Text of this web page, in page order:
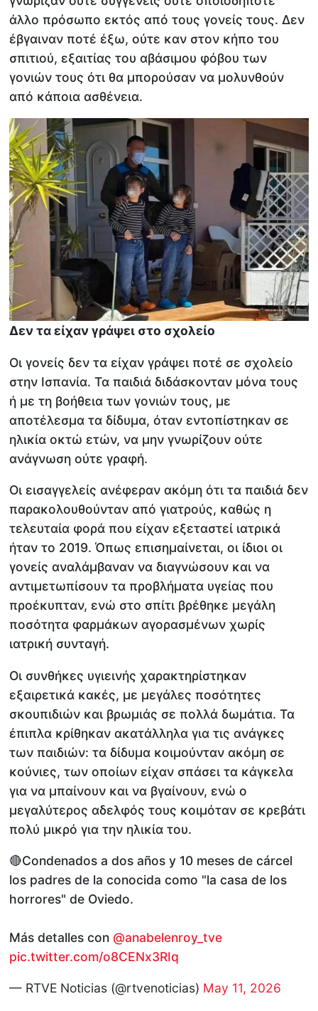
άλλο πρόσωπο εκτός από τους γονείς τους. Δεν
έβγαιναν ποτέ έξω, ούτε καν στον κήπο του
σπιτιού, εξαιτίας του αβάσιμου φόβου των
γονιών τους ότι θα μπορούσαν να μολυνθούν
από κάποια ασθένεια.
Δεν τα είχαν γράψει στο σχολείο
Οι γονείς δεν τα είχαν γράψει ποτέ σε σχολείο
στην Ισπανία. Τα παιδιά διδάσκονταν μόνα τους
ή με τη βοήθεια των γονιών τους, με
αποτέλεσμα τα δίδυμα, όταν εντοπίστηκαν σε
ηλικία οκτώ ετών, να μην γνωρίζουν ούτε
ανάγνωση ούτε γραφή.
Οι εισαγγελείς ανέφεραν ακόμη ότι τα παιδιά δεν
παρακολουθούνταν από γιατρούς, καθώς η
τελευταία φορά που είχαν εξεταστεί ιατρικά
ήταν το 2019. Όπως επισημαίνεται, οι ίδιοι οι
γονείς αναλάμβαναν να διαγνώσουν και να
αντιμετωπίσουν τα προβλήματα υγείας που
προέκυπταν, ενώ στο σπίτι βρέθηκε μεγάλη
ποσότητα φαρμάκων αγορασμένων χωρίς
ιατρική συνταγή.
Οι συνθήκες υγιεινής χαρακτηρίστηκαν
εξαιρετικά κακές, με μεγάλες ποσότητες
σκουπιδιών και βρωμιάς σε πολλά δωμάτια. Τα
έπιπλα κρίθηκαν ακατάλληλα για τις ανάγκες
των παιδιών: τα δίδυμα κοιμούνταν ακόμη σε
κούνιες, των οποίων είχαν σπάσει τα κάγκελα
για να μπαίνουν και να βγαίνουν, ενώ ο
μεγαλύτερος αδελφός τους κοιμόταν σε κρεβάτι
πολύ μικρό για την ηλικία του.
🔴Condenados a dos años y 10 meses de cárcel
los padres de la conocida como "la casa de los
horrores" de Oviedo.
Más detalles con @anabelenroy_tve
pic.twitter.com/o8CENx3RIq
— RTVE Noticias (@rtvenoticias) May 11, 2026